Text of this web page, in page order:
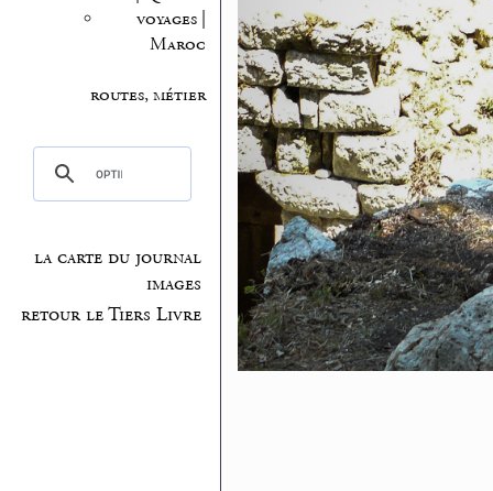
voyages |
Maroc
routes, métier
la carte du journal
images
retour le Tiers Livre